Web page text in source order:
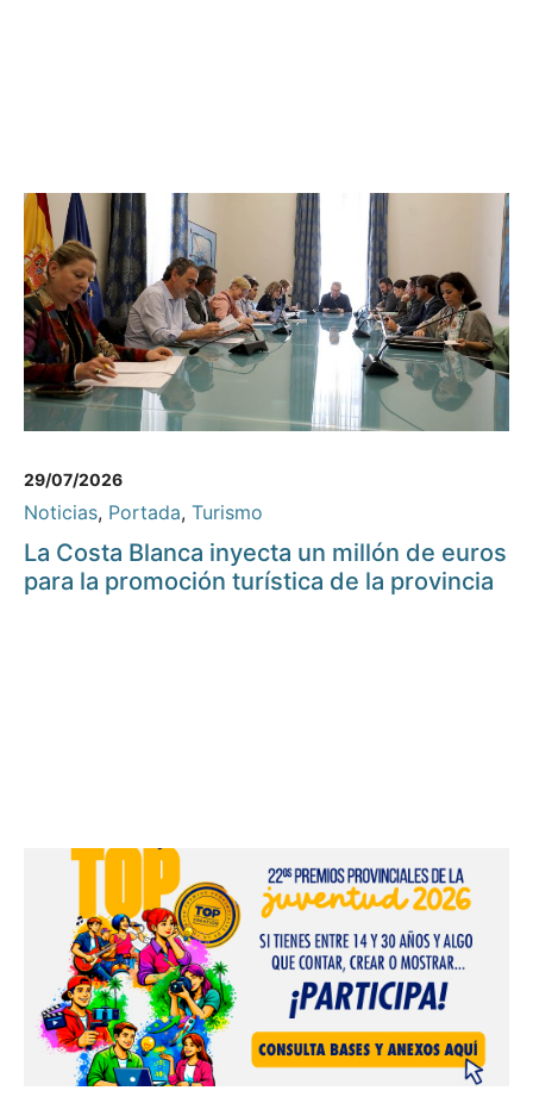
29/07/2026
Noticias, Portada, Turismo
La Costa Blanca inyecta un millón de euros
para la promoción turística de la provincia